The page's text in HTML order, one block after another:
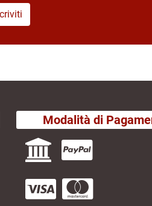
Modalità di